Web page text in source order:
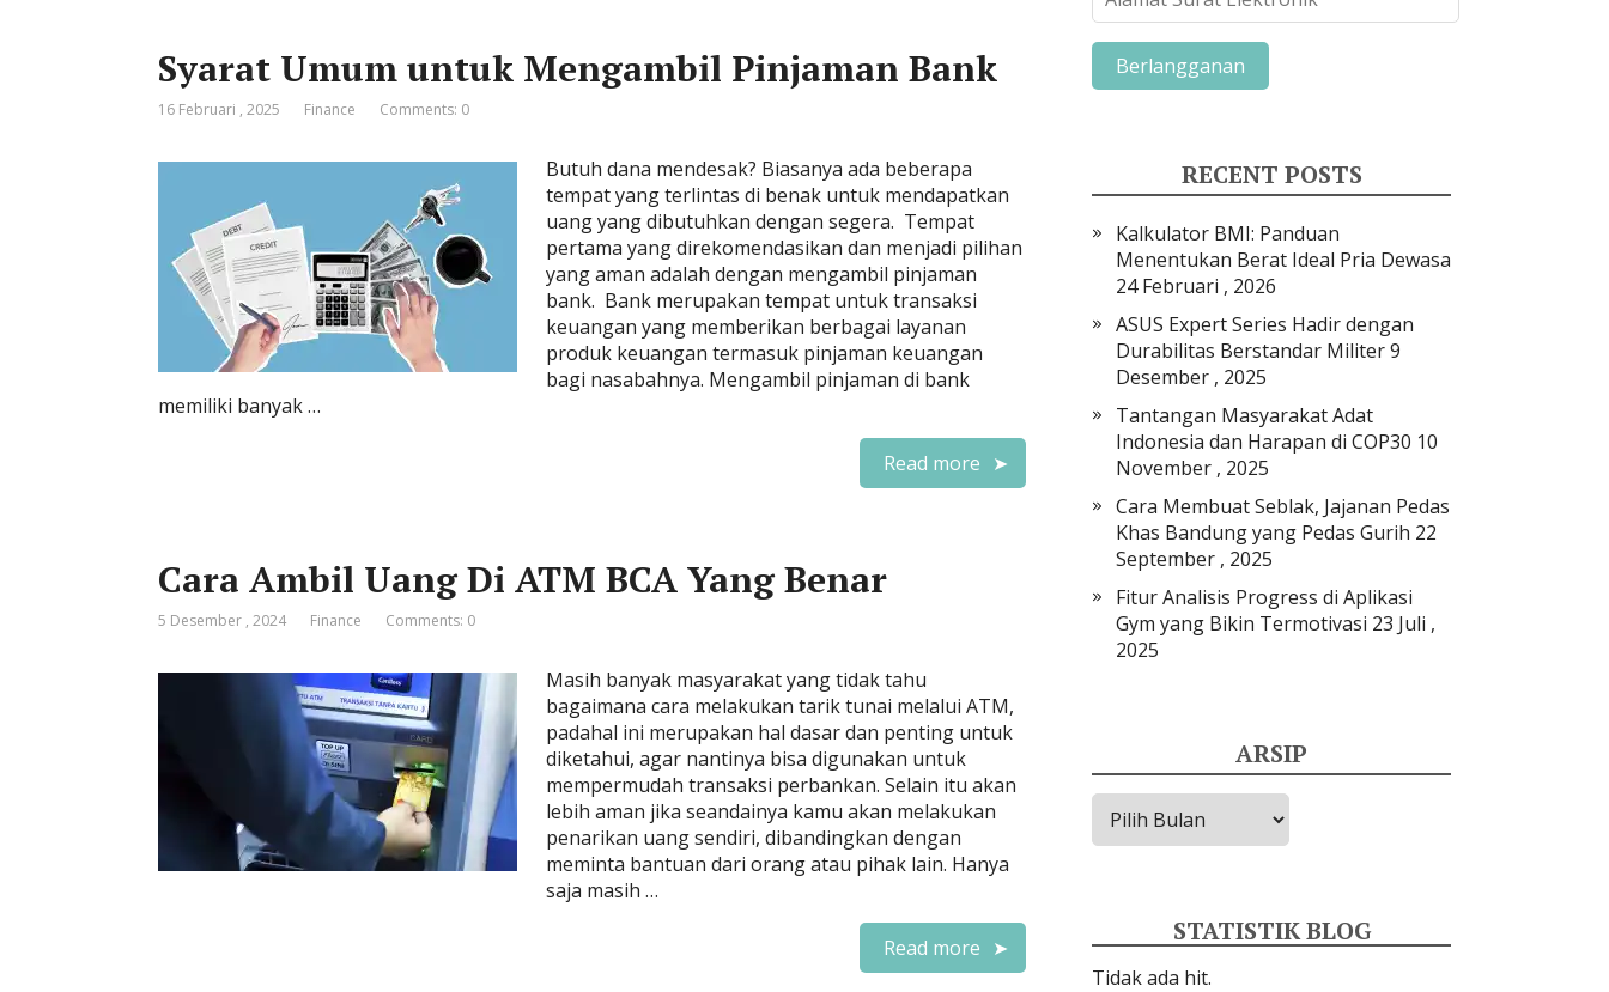
Syarat Umum untuk Mengambil Pinjaman Bank
16 Februari , 2025 Finance Comments: 0
Butuh dana mendesak? Biasanya ada beberapa
tempat yang terlintas di benak untuk mendapatkan
uang yang dibutuhkan dengan segera. Tempat
pertama yang direkomendasikan dan menjadi pilihan
yang aman adalah dengan mengambil pinjaman
bank. Bank merupakan tempat untuk transaksi
keuangan yang memberikan berbagai layanan
produk keuangan termasuk pinjaman keuangan
bagi nasabahnya. Mengambil pinjaman di bank
memiliki banyak …
Read more
Cara Ambil Uang Di ATM BCA Yang Benar
5 Desember , 2024 Finance Comments: 0
Masih banyak masyarakat yang tidak tahu
bagaimana cara melakukan tarik tunai melalui ATM,
padahal ini merupakan hal dasar dan penting untuk
diketahui, agar nantinya bisa digunakan untuk
mempermudah transaksi perbankan. Selain itu akan
lebih aman jika seandainya kamu akan melakukan
penarikan uang sendiri, dibandingkan dengan
meminta bantuan dari orang atau pihak lain. Hanya
saja masih …
Read more
l
a
a
r
a
e
r
k
RECENT POSTS
Kalkulator BMI: Panduan
Menentukan Berat Ideal Pria Dewasa
24 Februari , 2026
ASUS Expert Series Hadir dengan
Durabilitas Berstandar Militer9
Desember , 2025
Tantangan Masyarakat Adat
Indonesia dan Harapan di COP30 10
November , 2025
Cara Membuat Seblak, Jajanan Pedas
Khas Bandung yang Pedas Gurih 22
September , 2025
Fitur Analisis Progress di Aplikasi
Gym yang Bikin Termotivasi 23 Juli ,
2025
ARSIP
Arsip
STATISTIK BLOG
Tidak ada hit.